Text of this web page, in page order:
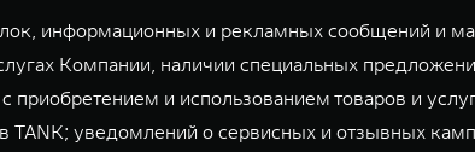
информационных и рекламных сообщений и
Компании, наличии специальных
приобретением и использованием товаров и
TANK; уведомлений о сервисных и отзывных